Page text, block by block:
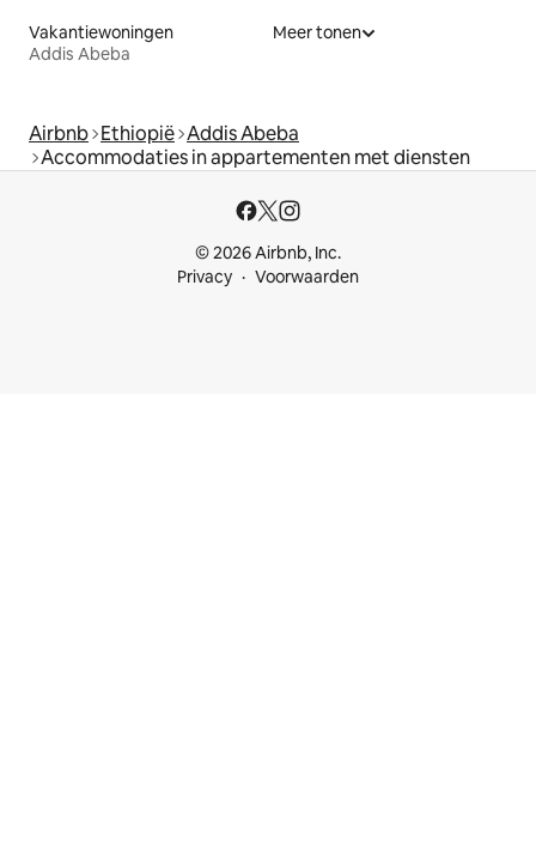
Vakantiewoningen
Addis Abeba
Meer tonen
Airbnb Ethiopië Addis Abeba
Accommodaties in appartementen met diensten
© 2026 Airbnb, Inc.
Privacy
Voorwaarden